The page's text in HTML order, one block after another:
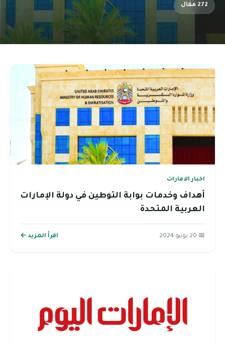
272 مقال
اخبار الامارات
أهداف وخدمات بوابة التوطين في دولة الإمارات
العربية المتحدة
📅 20 يونيو 2024 اقرأ المزيد ←